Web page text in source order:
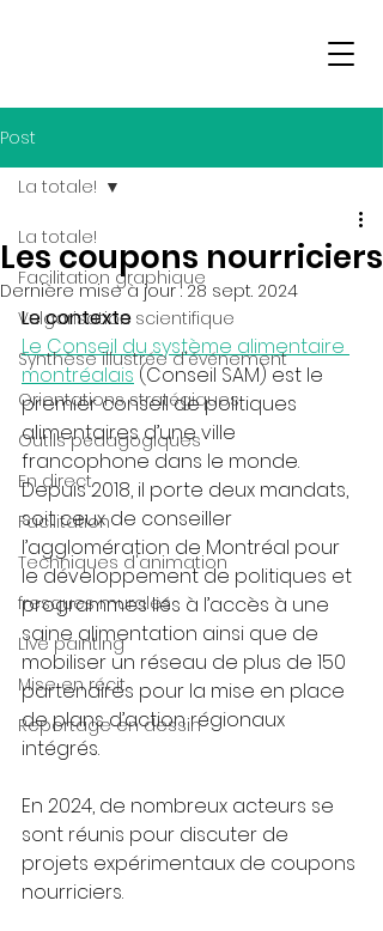
Post
La totale!
Facilitation graphique
Vulgarisation scientifique
Synthèse illustrée d'événement
Orientations stratégiques
Outils pédagogiques
En direct
Facilitation
Techniques d'animation
fresques murales
Live painting
Mise en récit
Reportage en dessin
La totale!
Les coupons nourriciers
Dernière mise à jour :28 sept. 2024
Le contexte
Le Conseil du système alimentaire
montréalais (Conseil SAM) est le
premier conseil de politiques
alimentaires d’une ville
francophone dans le monde.
Depuis 2018, il porte deux mandats,
soit ceux de conseiller
l’agglomération de Montréal pour
le développement de politiques et
programmes liés à l’accès à une
saine alimentation ainsi que de
mobiliser un réseau de plus de 150
partenaires pour la mise en place
de plans d’action régionaux
intégrés.
En 2024, de nombreux acteurs se
sont réunis pour discuter de
projets expérimentaux de coupons
nourriciers.